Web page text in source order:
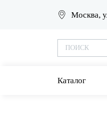
Москва,
Каталог